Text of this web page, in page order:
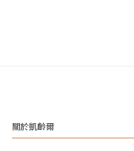
關於凱齡爾